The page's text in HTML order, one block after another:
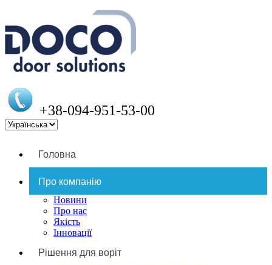
+38-094-951-53-00
Головна
Про компанію
Новини
Про нас
Якість
Інновації
Рішення для воріт